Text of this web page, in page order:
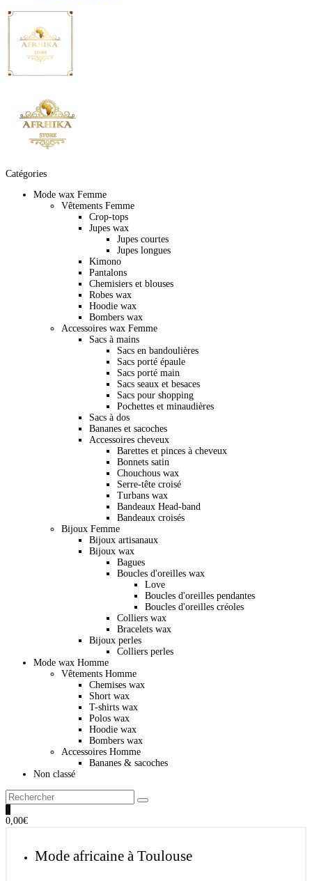
Catégories
Mode wax Femme
Vêtements Femme
Crop-tops
Jupes wax
Jupes courtes
Jupes longues
Kimono
Pantalons
Chemisiers et blouses
Robes wax
Hoodie wax
Bombers wax
Accessoires wax Femme
Sacs à mains
Sacs en bandoulières
Sacs porté épaule
Sacs porté main
Sacs seaux et besaces
Sacs pour shopping
Pochettes et minaudières
Sacs à dos
Bananes et sacoches
Accessoires cheveux
Barettes et pinces à cheveux
Bonnets satin
Chouchous wax
Serre-tête croisé
Turbans wax
Bandeaux Head-band
Bandeaux croisés
Bijoux Femme
Bijoux artisanaux
Bijoux wax
Bagues
Boucles d'oreilles wax
Love
Boucles d'oreilles pendantes
Boucles d'oreilles créoles
Colliers wax
Bracelets wax
Bijoux perles
Colliers perles
Mode wax Homme
Vêtements Homme
Chemises wax
Short wax
T-shirts wax
Polos wax
Hoodie wax
Bombers wax
Accessoires Homme
Bananes & sacoches
Non classé
0
0,00€
Mode africaine à Toulouse